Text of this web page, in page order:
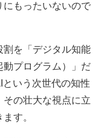
にもったいないので
割を「デジタル知能
動プログラム）」だ
いう次世代の知性
その壮大な視点に立
す。